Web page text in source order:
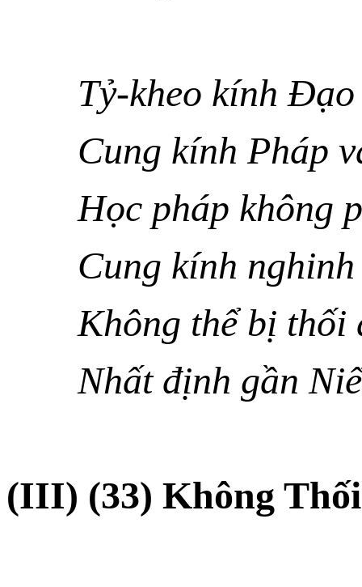
Tỷ-kheo kính Ðạo
Cung kính Pháp
Học pháp không
Cung kính nghinh
Không thể bị thối
Nhất định gần
(III) (33) Không